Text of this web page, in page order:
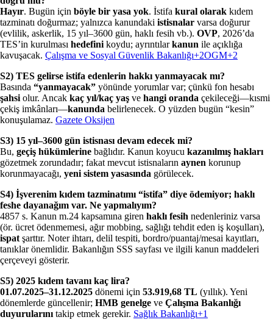
Hayır. Bugün için böyle bir yasa yok. İstifa kural olarak kıdem
tazminatı doğurmaz; yalnızca kanundaki istisnalar varsa doğurur
(evlilik, askerlik, 15 yıl–3600 gün, haklı fesih vb.). OVP, 2026’da
TES’in kurulması hedefini koydu; ayrıntılarkanun ile açıklığa
kavuşacak. Çalışma ve Sosyal Güvenlik Bakanlığı+2OGM+2
S2) TES gelirse istifa edenlerin hakkı yanmayacak mı?
Basında “yanmayacak” yönünde yorumlar var; çünkü fon hesabı
şahsi olur. Ancak kaç yıl/kaç yaş ve hangi oranda çekileceği—kısmi
çekiş imkânları—kanunda belirlenecek. O yüzden bugün “kesin”
konuşulamaz. Gazete Oksijen
S3) 15 yıl–3600 gün istisnası devam edecek mi?
Bu, geçiş hükümlerine bağlıdır. Kanun koyucu kazanılmış hakları
gözetmek zorundadır; fakat mevcut istisnaların aynen korunup
korunmayacağı, yeni sistem yasasında görülecek.
S4) İşverenim kıdem tazminatımı “istifa” diye ödemiyor; haklı
feshe dayanağım var. Ne yapmalıyım?
4857 s. Kanun m.24 kapsamına giren haklı fesih nedenleriniz varsa
(ör. ücret ödenmemesi, ağır mobbing, sağlığı tehdit eden iş koşulları),
ispat şarttır. Noter ihtarı, delil tespiti, bordro/puantaj/mesai kayıtları,
tanıklar önemlidir. Bakanlığın SSS sayfası ve ilgili kanun maddeleri
çerçeveyi gösterir.
S5) 2025 kıdem tavanı kaç lira?
01.07.2025–31.12.2025 dönemi için 53.919,68 TL (yıllık). Yeni
dönemlerde güncellenir; HMB genelge ve Çalışma Bakanlığı
duyurularını takip etmek gerekir. Sağlık Bakanlığı+1